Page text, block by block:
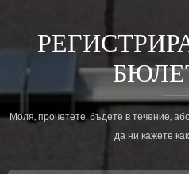
Моля, прочетете, бъдете в течение,
да ни кажете